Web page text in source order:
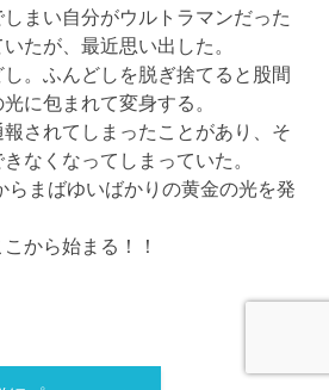
まい自分がウルトラマンだった
たが、最近思い出した。
。ふんどしを脱ぎ捨てると股間
に包まれて変身する。
されてしまったことがあり、そ
なくなってしまっていた。
らまばゆいばかりの黄金の光を発
から始まる！！